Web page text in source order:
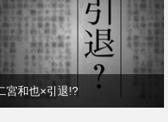
宮和也×引退!?